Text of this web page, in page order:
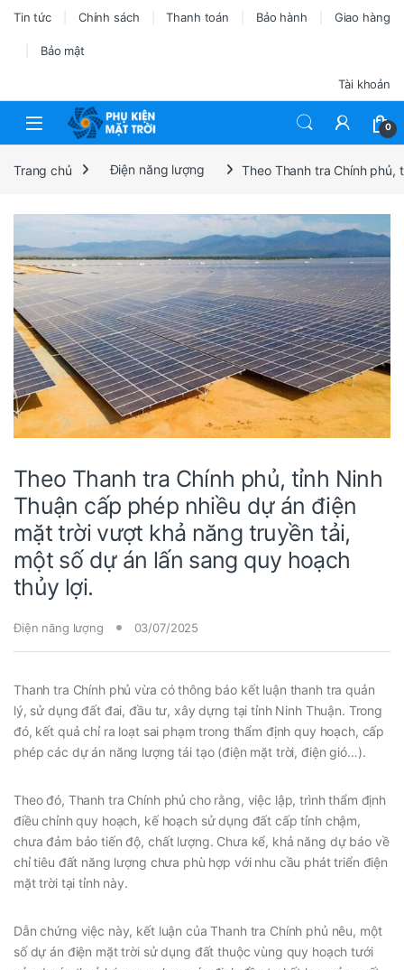
Tin tức Chính sách Thanh toán Bảo hành Giao hàng
Bảo mật
Tài khoản
0
Trang chủ Điện năng lượng Theo Thanh tra Chính
Theo Thanh tra Chính phủ, tỉnh Ninh
Thuận cấp phép nhiều dự án điện
mặt trời vượt khả năng truyền tải,
một số dự án lấn sang quy hoạch
thủy lợi.
Điện năng lượng 03/07/2025
Thanh tra Chính phủ vừa có thông báo kết luận thanh tra quản
lý, sử dụng đất đai, đầu tư, xây dựng tại tỉnh Ninh Thuận. Trong
đó, kết quả chỉ ra loạt sai phạm trong thẩm định quy hoạch, cấp
phép các dự án năng lượng tái tạo (điện mặt trời, điện gió…).
Theo đó, Thanh tra Chính phủ cho rằng, việc lập, trình thẩm định
điều chỉnh quy hoạch, kế hoạch sử dụng đất cấp tỉnh chậm,
chưa đảm bảo tiến độ, chất lượng. Chưa kể, khả năng dự báo về
chỉ tiêu đất năng lượng chưa phù hợp với nhu cầu phát triển điện
mặt trời tại tỉnh này.
Dẫn chứng việc này, kết luận của Thanh tra Chính phủ nêu, một
số dự án điện mặt trời sử dụng đất thuộc vùng quy hoạch tưới